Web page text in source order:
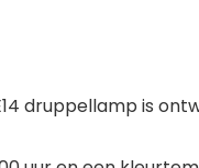
druppellamp is